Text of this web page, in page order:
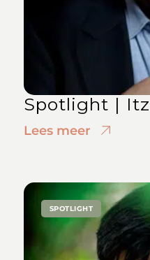
Spotlight |
Lees meer
SPOTLIGHT